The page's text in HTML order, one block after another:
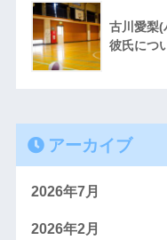
古川愛梨(
彼氏につ
アーカイブ
2026年7月
2026年2月